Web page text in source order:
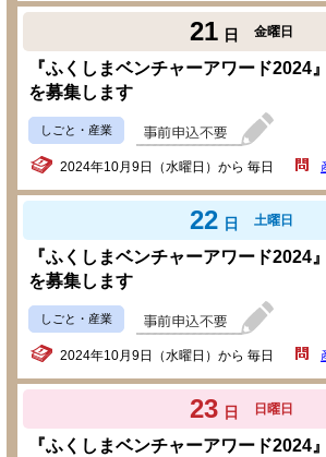
21 日 金曜日
『ふくしまベンチャーアワード2024
を募集します
しごと・産業
2024年10月9日（水曜日）から 毎日
22 日 土曜日
『ふくしまベンチャーアワード2024
を募集します
しごと・産業
2024年10月9日（水曜日）から 毎日
23 日 日曜日
『ふくしまベンチャーアワード2024